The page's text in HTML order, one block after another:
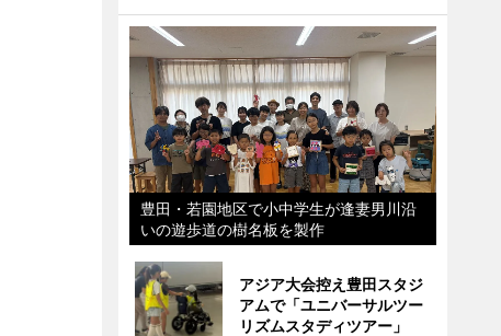
豊田・若園地区で小中学生が逢妻男川沿
いの遊歩道の樹名板を製作
アジア大会控え豊田スタジ
アムで「ユニバーサルツー
リズムスタディツアー」